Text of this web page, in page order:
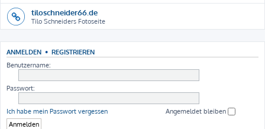
tiloschneider66.de
Tilo Schneiders Fotoseite
ANMELDEN • REGISTRIEREN
Benutzername:
Passwort:
Ich habe mein Passwort vergessen Angemeldet bleiben